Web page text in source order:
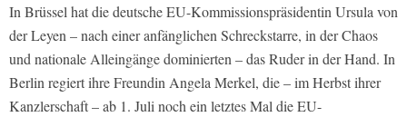
In Brüssel hat die deutsche EU-Kommissionspräsidentin Ursula von
der Leyen – nach einer anfänglichen Schreckstarre, in der Chaos
und nationale Alleingänge dominierten – das Ruder in der Hand. In
Berlin regiert ihre Freundin Angela Merkel, die – im Herbst ihrer
Kanzlerschaft – ab 1. Juli noch ein letztes Mal die EU-